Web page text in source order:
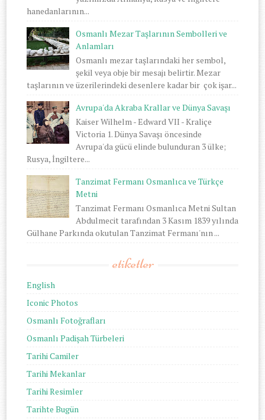
hanedanlarının...
Osmanlı Mezar Taşlarının Sembolleri ve
Anlamları
Osmanlı mezar taşlarındaki her sembol,
şekil veya obje bir mesajı belirtir. Mezar
taşlarının ve üzerilerindeki desenlere kadar bir çok işar...
Avrupa'da Akraba Krallar ve Dünya Savaşı
Kaiser Wilhelm - Edward VII - Kraliçe
Victoria 1. Dünya Savaşı öncesinde
Avrupa'da gücü elinde bulunduran 3 ülke;
Rusya, İngiltere...
Tanzimat Fermanı Osmanlıca ve Türkçe
Metni
Tanzimat Fermanı Osmanlıca Metni Sultan
Abdulmecit tarafından 3 Kasım 1839 yılında
Gülhane Parkında okutulan Tanzimat Fermanı'nın ...
etiketler
English
Iconic Photos
Osmanlı Fotoğrafları
Osmanlı Padişah Türbeleri
Tarihi Camiler
Tarihi Mekanlar
Tarihi Resimler
Tarihte Bugün